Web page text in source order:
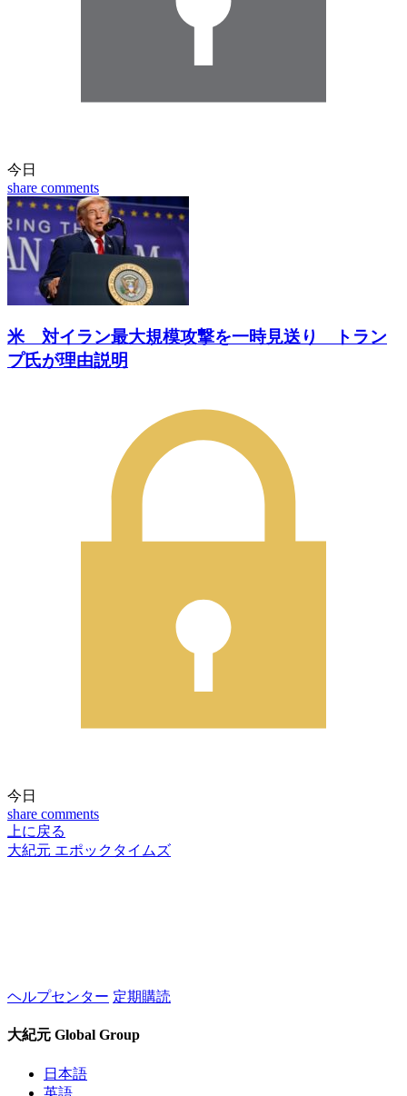
今日
share comments
米 対イラン最大規模攻撃を一時見送り トラン
プ氏が理由説明
今日
share comments
上に戻る
大紀元 エポックタイムズ
ヘルプセンター 定期購読
大紀元 Global Group
日本語
英語